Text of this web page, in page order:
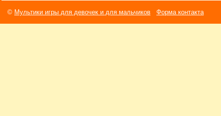
© Мультики игры для девочек и для мальчиков Форма контакта